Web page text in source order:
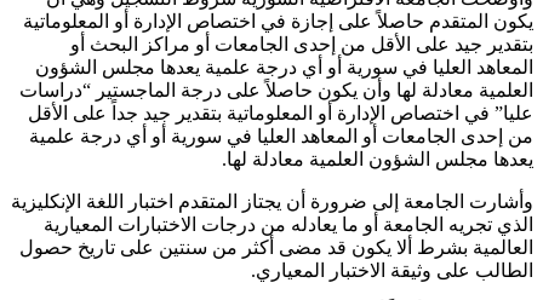
يكون المتقدم حاصلاً على إجازة في اختصاص الإدارة أو المعلوماتية
بتقدير جيد على الأقل من إحدى الجامعات أو مراكز البحث أو
المعاهد العليا في سورية أو أي درجة علمية يعدها مجلس الشؤون
العلمية معادلة لها وأن يكون حاصلاً على درجة الماجستير “دراسات
عليا” في اختصاص الإدارة أو المعلوماتية بتقدير جيد جداً على الأقل
من إحدى الجامعات أو المعاهد العليا في سورية أو أي درجة علمية
يعدها مجلس الشؤون العلمية معادلة لها.
وأشارت الجامعة إلى ضرورة أن يجتاز المتقدم اختبار اللغة الإنكليزية
الذي تجريه الجامعة أو ما يعادله من درجات الاختبارات المعيارية
العالمية بشرط ألا يكون قد مضى أكثر من سنتين على تاريخ حصول
الطالب على وثيقة الاختبار المعياري.